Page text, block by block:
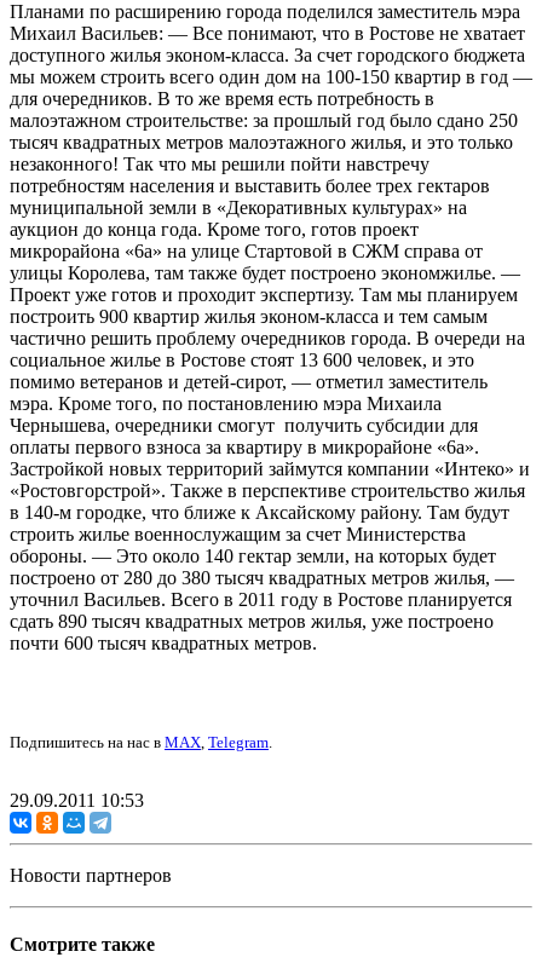
Планами по расширению города поделился заместитель мэра
Михаил Васильев: — Все понимают, что в Ростове не хватает
доступного жилья эконом-класса. За счет городского бюджета
мы можем строить всего один дом на 100-150 квартир в год —
для очередников. В то же время есть потребность в
малоэтажном строительстве: за прошлый год было сдано 250
тысяч квадратных метров малоэтажного жилья, и это только
незаконного! Так что мы решили пойти навстречу
потребностям населения и выставить более трех гектаров
муниципальной земли в «Декоративных культурах» на
аукцион до конца года. Кроме того, готов проект
микрорайона «6а» на улице Стартовой в СЖМ справа от
улицы Королева, там также будет построено экономжилье. —
Проект уже готов и проходит экспертизу. Там мы планируем
построить 900 квартир жилья эконом-класса и тем самым
частично решить проблему очередников города. В очереди на
социальное жилье в Ростове стоят 13 600 человек, и это
помимо ветеранов и детей-сирот, — отметил заместитель
мэра. Кроме того, по постановлению мэра Михаила
Чернышева, очередники смогут получить субсидии для
оплаты первого взноса за квартиру в микрорайоне «6а».
Застройкой новых территорий займутся компании «Интеко» и
«Ростовгорстрой». Также в перспективе строительство жилья
в 140-м городке, что ближе к Аксайскому району. Там будут
строить жилье военнослужащим за счет Министерства
обороны. — Это около 140 гектар земли, на которых будет
построено от 280 до 380 тысяч квадратных метров жилья, —
уточнил Васильев. Всего в 2011 году в Ростове планируется
сдать 890 тысяч квадратных метров жилья, уже построено
почти 600 тысяч квадратных метров.
Подпишитесь на нас в MAX, Telegram.
29.09.2011 10:53
Новости партнеров
Смотрите также